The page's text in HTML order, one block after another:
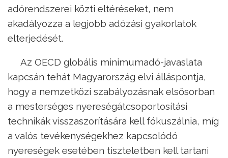
adórendszerei közti eltéréseket, nem
akadályozza a legjobb adózási gyakorlatok
elterjedését.
Az OECD globális minimumadó-javaslata
kapcsán tehát Magyarország elvi álláspontja,
hogy a nemzetközi szabályozásnak elsősorban
a mesterséges nyereségátcsoportosítási
technikák visszaszorítására kell fókuszálnia, míg
a valós tevékenységekhez kapcsolódó
nyereségek esetében tiszteletben kell tartani